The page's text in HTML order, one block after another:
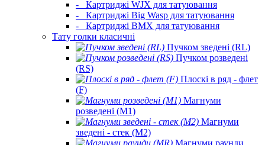
-
Картриджі WJX для татуювання
-
Картриджі Big Wasp для татуювання
-
Картриджі BMX для татуювання
Тату голки класичні
Пучком зведені (RL)
Пучком розведені
(RS)
Плоскі в ряд - флет
(F)
Магнуми
розведені (M1)
Магнуми
зведені - стек (M2)
Магнуми раунди